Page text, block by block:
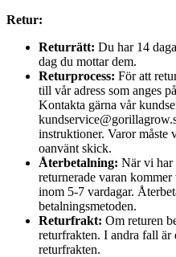
Retur:
Returrätt: Du har 14
dag du mottar dem.
Returprocess: För att
till vår adress som anges
Kontakta gärna vår
instruktioner. Varor måste
oanvänt skick.
Återbetalning: När vi har
returnerade varan
inom 5-7 vardagar.
betalningsmetoden.
Returfrakt: Om returen
returfrakten. I andra fall är
returfrakten.